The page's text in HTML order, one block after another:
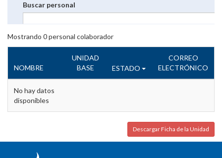
Buscar personal
Mostrando 0personal colaborador
NOMBRE
UNIDAD
BASE
ESTADO
CORREO
ELECTRÓNICO
No hay datos
disponibles
Descargar Ficha de la Unidad